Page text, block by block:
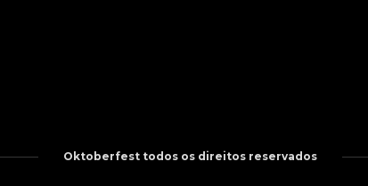
Oktoberfest todos os direitos reservados